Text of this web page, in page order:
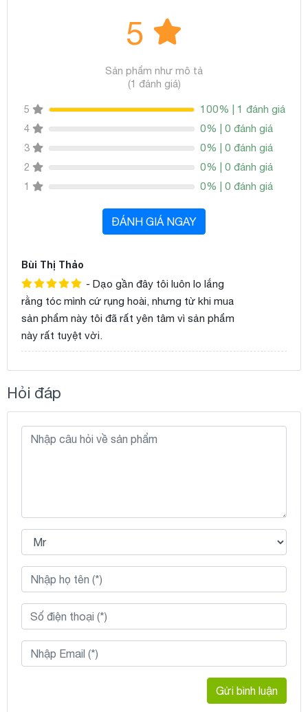
5
Sản phẩm như mô tả
(1 đánh giá)
5 100% | 1 đánh giá
4 0% | 0 đánh giá
3 0% | 0 đánh giá
2 0% | 0 đánh giá
1 0% | 0 đánh giá
ĐÁNH GIÁ NGAY
Bùi Thị Thảo
- Dạo gần đây tôi luôn lo lắng
rằng tóc mình cứ rụng hoài, nhưng từ khi mua
sản phẩm này tôi đã rất yên tâm vì sản phẩm
này rất tuyệt vời.
Hỏi đáp
Gửi bình luận